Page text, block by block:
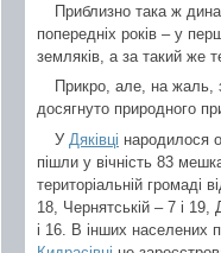
Приблизно така ж
попередніх років – у
земляків, а за такий же
Прикро, але, на жаль,
досягнуто природного
У Дяківці народилося
пішли у вічність 83
територіальній громаді
18, Чернятській – 7 і 19,
і 16. В інших населених